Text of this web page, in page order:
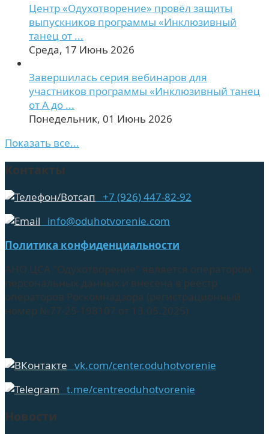
Центр «Одухотворение» провёл защиты
выпускников программы «Инклюзивный
танец от ...
Среда, 17 Июнь 2026
Завершилась серия вебинаров для
участников программы «Инклюзивный танец
от А до ...
Понедельник, 01 Июнь 2026
Показать все...
Контакты
+7 (926) 447-82-92
info@oduhotvorenie.com
Политика конфиденциальности
АНО ЦСА "Одухотворение" является оператором
персональных данных и внесена в реестр
операторов Роскомнадзора (регистрационный
номер №77-25-198107 от 13.05.2025)
vk.com/center.oduhotvorenie
t.me/centreoduhotvorenie
Новости